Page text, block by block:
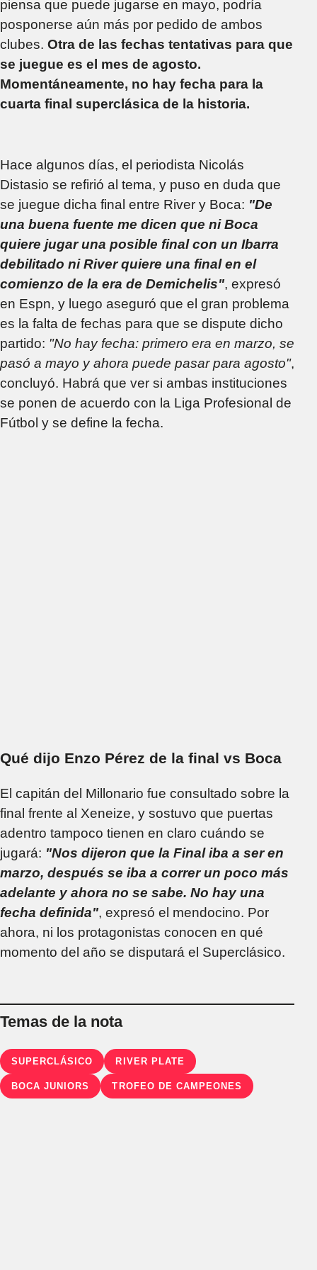
piensa que puede jugarse en mayo, podría
posponerse aún más por pedido de ambos
clubes. Otra de las fechas tentativas para que
se juegue es el mes de agosto.
Momentáneamente, no hay fecha para la
cuarta final superclásica de la historia.
Hace algunos días, el periodista Nicolás
Distasio se refirió al tema, y puso en duda que
se juegue dicha final entre River y Boca: "De
una buena fuente me dicen que ni Boca
quiere jugar una posible final con un Ibarra
debilitado ni River quiere una final en el
comienzo de la era de Demichelis", expresó
en Espn, y luego aseguró que el gran problema
es la falta de fechas para que se dispute dicho
partido: "No hay fecha: primero era en marzo, se
pasó a mayo y ahora puede pasar para agosto",
concluyó. Habrá que ver si ambas instituciones
se ponen de acuerdo con la Liga Profesional de
Fútbol y se define la fecha.
Qué dijo Enzo Pérez de la final vs Boca
El capitán del Millonario fue consultado sobre la
final frente al Xeneize, y sostuvo que puertas
adentro tampoco tienen en claro cuándo se
jugará: "Nos dijeron que la Final iba a ser en
marzo, después se iba a correr un poco más
adelante y ahora no se sabe. No hay una
fecha definida", expresó el mendocino. Por
ahora, ni los protagonistas conocen en qué
momento del año se disputará el Superclásico.
Temas de la nota
SUPERCLÁSICO RIVER PLATE
BOCA JUNIORS TROFEO DE CAMPEONES